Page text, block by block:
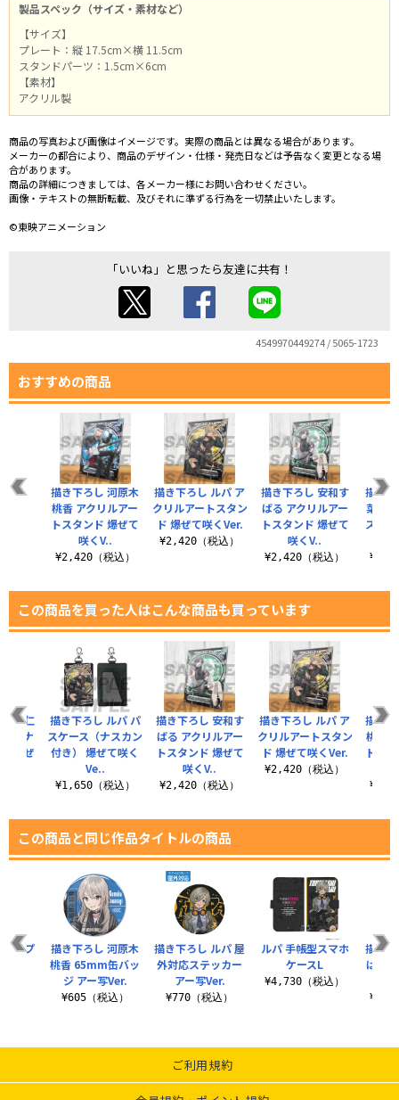
製品スペック（サイズ・素材など）
【サイズ】
プレート：縦 17.5cm×横 11.5cm
スタンドパーツ：1.5cm×6cm
【素材】
アクリル製
商品の写真および画像はイメージです。実際の商品とは異なる場合があります。
メーカーの都合により、商品のデザイン・仕様・発売日などは予告なく変更となる場
合があります。
商品の詳細につきましては、各メーカー様にお問い合わせください。
画像・テキストの無断転載、及びそれに準ずる行為を一切禁止いたします。
©東映アニメーション
「いいね」と思ったら友達に共有！
4549970449274 / 5065-1723
おすすめの商品
描き下ろし ルパ ア
クリルアートスタン
ド 爆ぜて咲くVer.
¥2,420（税込）
描き下ろし 安和す
ばる アクリルアー
トスタンド 爆ぜて
咲くV..
¥2,420（税込）
描き
菜 ア
スタ
描き下ろし 河原木
桃香 アクリルアー
トスタンド 爆ぜて
咲くV..
¥2,420（税込）
この商品を買った人はこんな商品も買っています
描き下ろし 安和す
ばる アクリルアー
トスタンド 爆ぜて
咲くV..
¥2,420（税込）
描き下ろし ルパ ア
クリルアートスタン
ド 爆ぜて咲くVer.
¥2,420（税込）
描き
桃香
トス
芹仁
（ナ
爆ぜ
描き下ろし ルパ パ
スケース（ナスカン
付き） 爆ぜて咲く
Ve..
¥1,650（税込）
この商品と同じ作品タイトルの商品
描き下ろし ルパ 屋
外対応ステッカー
アー写Ver.
¥770（税込）
ルパ 手帳型スマホ
ケースL
¥4,730（税込）
描き
ばる
ルプ
描き下ろし 河原木
桃香 65mm缶バッ
ジ アー写Ver.
¥605（税込）
ご利用規約